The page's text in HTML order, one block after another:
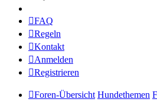
FAQ
Regeln
Kontakt
Anmelden
Registrieren
Foren-Übersicht Hundethemen